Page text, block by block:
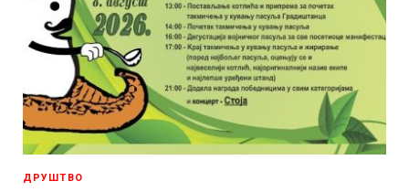
ДРУШТВО